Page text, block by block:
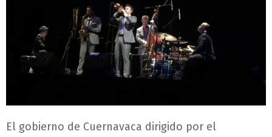
El gobierno de Cuernavaca dirigido por el